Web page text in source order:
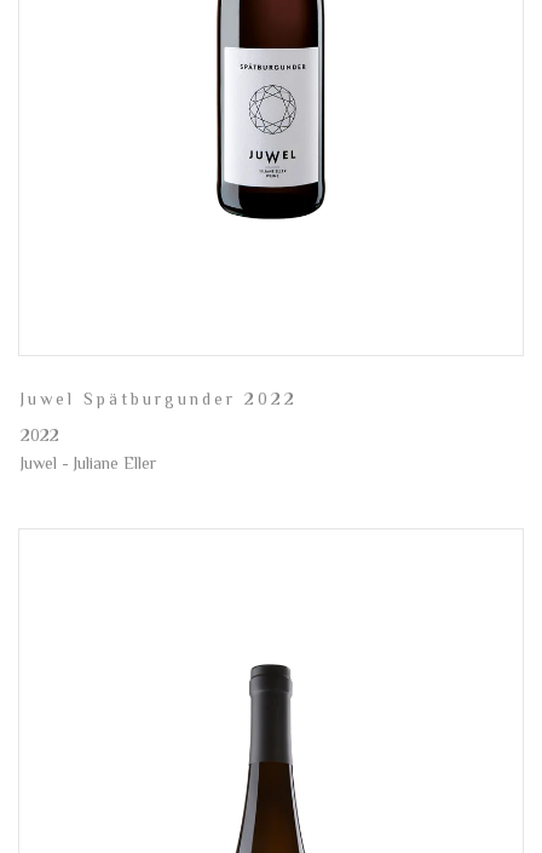
Juwel Spätburgunder 2022
2022
Juwel - Juliane Eller